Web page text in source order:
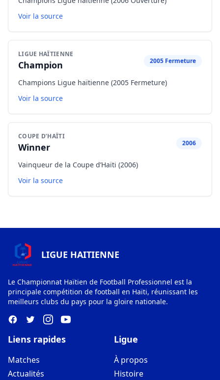
Voir la source
LIGUE HAÏTIENNE
Champion 2005 Fermeture
Champions Ligue haïtienne (2005 Fermeture)
Voir la source
COUPE D’HAÏTI
Winner 2006
Vainqueur de la Coupe d’Haïti (2006)
Voir la source
LIGUE HAITIENNE
Le Championnat Haïtien de Football Professionnel est la
principale compétition de football en Haïti, réunissant les
meilleurs clubs du pays pour la gloire nationale.
Liens rapides
Matches
Actualités
Ligue
À propos
Histoire